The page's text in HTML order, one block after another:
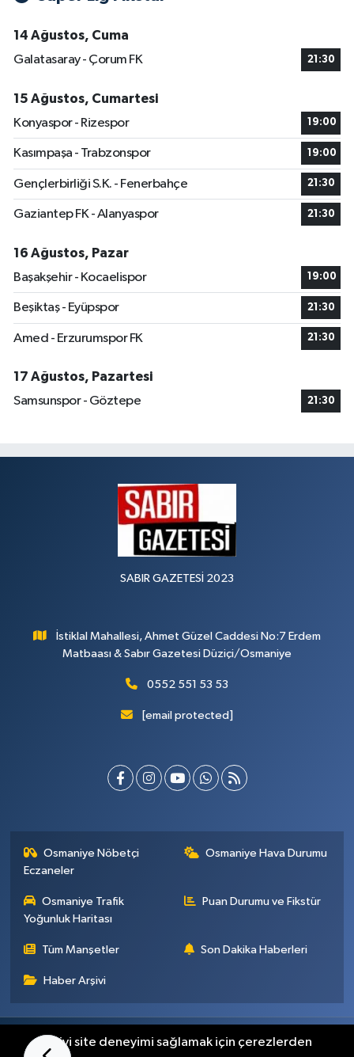
14 Ağustos, Cuma
Galatasaray - Çorum FK
21:30
15 Ağustos, Cumartesi
Konyaspor - Rizespor
19:00
Kasımpaşa - Trabzonspor 19:00
Gençlerbirliği S.K. - Fenerbahçe 21:30
Gaziantep FK - Alanyaspor 21:30
16 Ağustos, Pazar
Başakşehir - Kocaelispor
19:00
Beşiktaş - Eyüpspor 21:30
Amed - Erzurumspor FK 21:30
17 Ağustos, Pazartesi
Samsunspor - Göztepe
21:30
SABIR GAZETESİ 2023
İstiklal Mahallesi, Ahmet Güzel Caddesi No:7 Erdem
Matbaası & Sabır Gazetesi Düziçi/Osmaniye
0552 551 53 53
[email protected]
Osmaniye Nöbetçi
Eczaneler
Osmaniye Hava Durumu
Osmaniye Trafik
Yoğunluk Haritası
Puan Durumu ve Fikstür
Tüm Manşetler Son Dakika Haberleri
Haber Arşivi
Künye İletişim Gizlilik Sözleşmesi
En iyi site deneyimi sağlamak için çerezlerden